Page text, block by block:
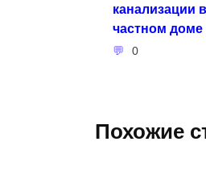
канализации в
частном доме
0
Похожие